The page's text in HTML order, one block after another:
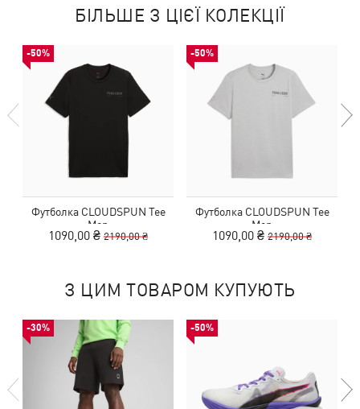
БІЛЬШЕ З ЦІЄЇ КОЛЕКЦІЇ
-50%
Футболка CLOUDSPUN Tee
Men
1090,00 ₴ 2190,00 ₴
-50%
Футболка CLOUDSPUN Tee
Men
1090,00 ₴ 2190,00 ₴
З ЦИМ ТОВАРОМ КУПУЮТЬ
-30% -50%